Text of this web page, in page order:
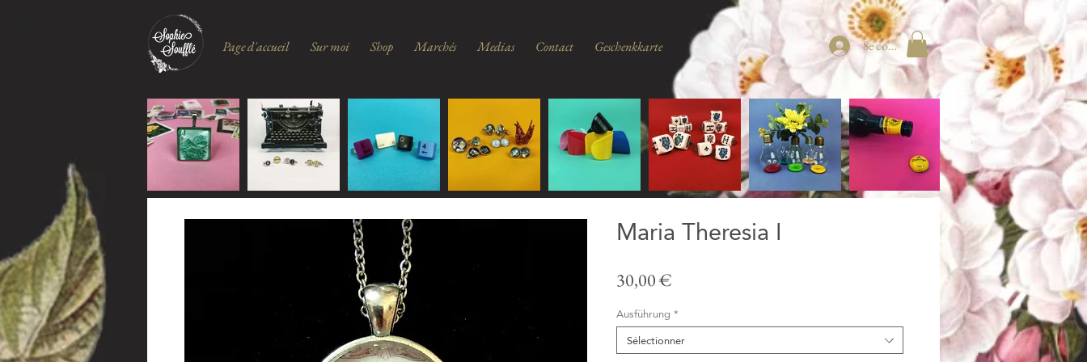
Page d'accueil Sur moi Shop Marchés Medias Contact Geschenkkarte Se connecter
Maria Theresia I
30,00 €
Ausführung *
Sélectionner